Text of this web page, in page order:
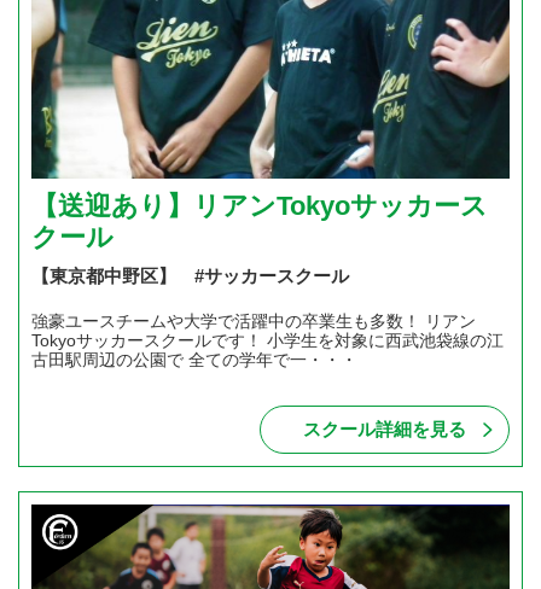
【送迎あり】リアンTokyoサッカース
クール
【東京都中野区】 #サッカースクール
強豪ユースチームや大学で活躍中の卒業生も多数！ リアン
Tokyoサッカースクールです！ 小学生を対象に西武池袋線の江
古田駅周辺の公園で 全ての学年で一・・・
スクール詳細を見る